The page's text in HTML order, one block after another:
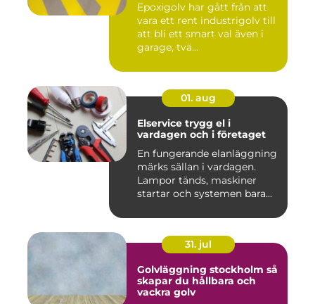
Epoxigolv har gått från att
vara ett rent industrigolv till
att bli ett smart val även i
garage, tvä...
01. aug
Elservice trygg el i
vardagen och i företaget
En fungerande elanläggning
märks sällan i vardagen.
Lampor tänds, maskiner
startar och systemen bara...
31. jul
Golvläggning stockholm så
skapar du hållbara och
vackra golv